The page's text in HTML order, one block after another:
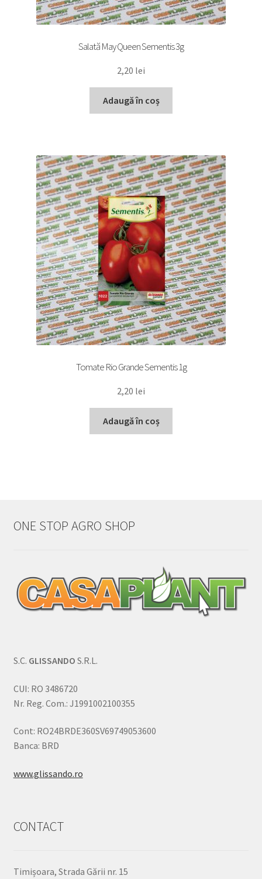
Salată May Queen Sementis 3g
2,20 lei
Adaugă în coș
Tomate Rio Grande Sementis 1g
2,20 lei
Adaugă în coș
ONE STOP AGRO SHOP
S.C. GLISSANDO S.R.L.
CUI: RO 3486720
Nr. Reg. Com.: J1991002100355
Cont: RO24BRDE360SV69749053600
Banca: BRD
www.glissando.ro
CONTACT
Timișoara, Strada Gării nr. 15